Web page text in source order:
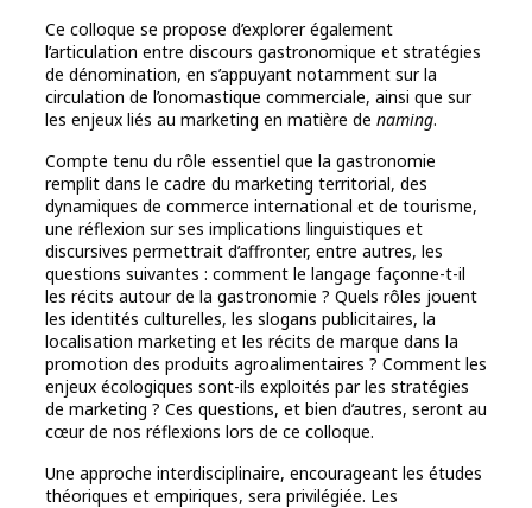
Ce colloque se propose d’explorer également
l’articulation entre discours gastronomique et stratégies
de dénomination, en s’appuyant notamment sur la
circulation de l’onomastique commerciale, ainsi que sur
les enjeux liés au marketing en matière de naming.
Compte tenu du rôle essentiel que la gastronomie
remplit dans le cadre du marketing territorial, des
dynamiques de commerce international et de tourisme,
une réflexion sur ses implications linguistiques et
discursives permettrait d’affronter, entre autres, les
questions suivantes : comment le langage façonne-t-il
les récits autour de la gastronomie ? Quels rôles jouent
les identités culturelles, les slogans publicitaires, la
localisation marketing et les récits de marque dans la
promotion des produits agroalimentaires ? Comment les
enjeux écologiques sont-ils exploités par les stratégies
de marketing ? Ces questions, et bien d’autres, seront au
cœur de nos réflexions lors de ce colloque.
Une approche interdisciplinaire, encourageant les études
théoriques et empiriques, sera privilégiée. Les